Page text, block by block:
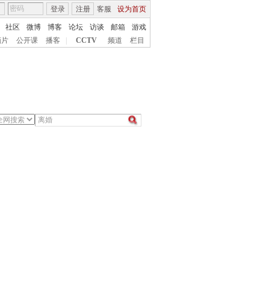
客服 设为首页
登录 注册
社区 微博 博客 论坛 访谈 邮箱
游戏
公开课 播客 CCTV 频道 栏目